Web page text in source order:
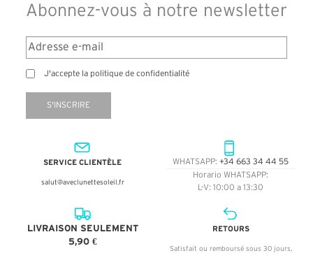
Abonnez-vous à notre newsletter
J'accepte la politique de confidentialité
S'INSCRIRE
SERVICE CLIENTÈLE
salut@aveclunettesoleil.fr
WHATSAPP: +34 663 34 44 55
Horario WHATSAPP:
L-V: 10:00 a 13:30
LIVRAISON SEULEMENT
5,90 €
RETOURS
Satisfait ou remboursé sous 30 jours,